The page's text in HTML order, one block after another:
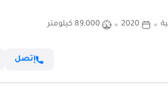
2020 89,000 كيلومتر
إتصل